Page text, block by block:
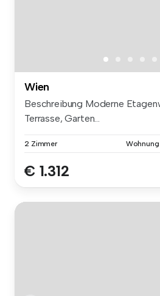
Wien
Beschreibung Moderne
Terrasse, Garten...
2 Zimmer Wohnung
€ 1.312